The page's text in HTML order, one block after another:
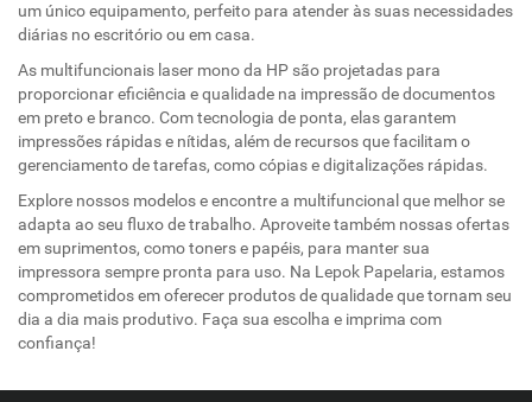
um único equipamento, perfeito para atender às suas necessidades
diárias no escritório ou em casa.
As multifuncionais laser mono da HP são projetadas para
proporcionar eficiência e qualidade na impressão de documentos
em preto e branco. Com tecnologia de ponta, elas garantem
impressões rápidas e nítidas, além de recursos que facilitam o
gerenciamento de tarefas, como cópias e digitalizações rápidas.
Explore nossos modelos e encontre a multifuncional que melhor se
adapta ao seu fluxo de trabalho. Aproveite também nossas ofertas
em suprimentos, como toners e papéis, para manter sua
impressora sempre pronta para uso. Na Lepok Papelaria, estamos
comprometidos em oferecer produtos de qualidade que tornam seu
dia a dia mais produtivo. Faça sua escolha e imprima com
confiança!